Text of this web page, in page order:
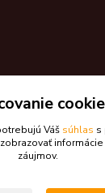
Váš súhlas s
informácie
záujmov.